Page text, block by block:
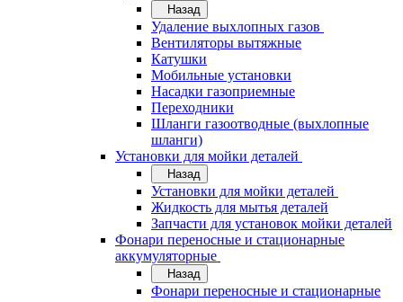
Назад
Удаление выхлопных газов
Вентиляторы вытяжные
Катушки
Мобильные установки
Насадки газоприемные
Переходники
Шланги газоотводные (выхлопные
шланги)
Установки для мойки деталей
Назад
Установки для мойки деталей
Жидкость для мытья деталей
Запчасти для установок мойки деталей
Фонари переносные и стационарные
аккумуляторные
Назад
Фонари переносные и стационарные